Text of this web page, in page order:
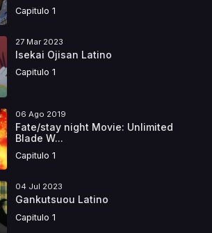
Capitulo 1
27 Mar 2023
Isekai Ojisan Latino
Capitulo 1
06 Ago 2019
Fate/stay night Movie: Unlimited
Blade W...
Capitulo 1
04 Jul 2023
Gankutsuou Latino
Capitulo 1